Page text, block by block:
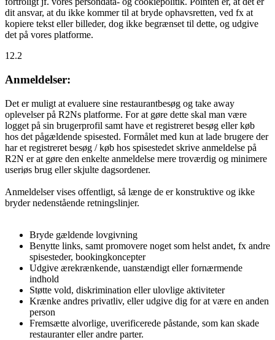
dit ansvar, at du ikke kommer til at bryde ophavsretten, ved fx at
kopiere tekst eller billeder, dog ikke begrænset til dette, og udgive
det på vores platforme.
12.2
Anmeldelser:
Det er muligt at evaluere sine restaurantbesøg og take away
oplevelser på R2Ns platforme. For at gøre dette skal man være
logget på sin brugerprofil samt have et registreret besøg eller køb
hos det pågældende spisested. Formålet med kun at lade brugere der
har et registreret besøg / køb hos spisestedet skrive anmeldelse på
R2N er at gøre den enkelte anmeldelse mere troværdig og minimere
useriøs brug eller skjulte dagsordener.
Anmeldelser vises offentligt, så længe de er konstruktive og ikke
bryder nedenstående retningslinjer.
Bryde gældende lovgivning
Benytte links, samt promovere noget som helst andet, fx andre
spisesteder, bookingkoncepter
Udgive ærekrænkende, uanstændigt eller fornærmende
indhold
Støtte vold, diskrimination eller ulovlige aktiviteter
Krænke andres privatliv, eller udgive dig for at være en anden
person
Fremsætte alvorlige, uverificerede påstande, som kan skade
restauranter eller andre parter.